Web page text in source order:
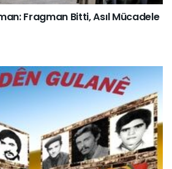
Fragman Bitti, Asıl Mücadele